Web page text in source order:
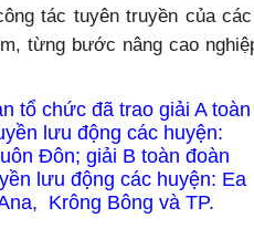
tác tuyên truyền của
từng bước nâng cao
tổ chức đã trao giải A toàn
lưu động các huyện:
Đôn; giải B toàn đoàn
lưu động các huyện: Ea
Krông Bông và TP.